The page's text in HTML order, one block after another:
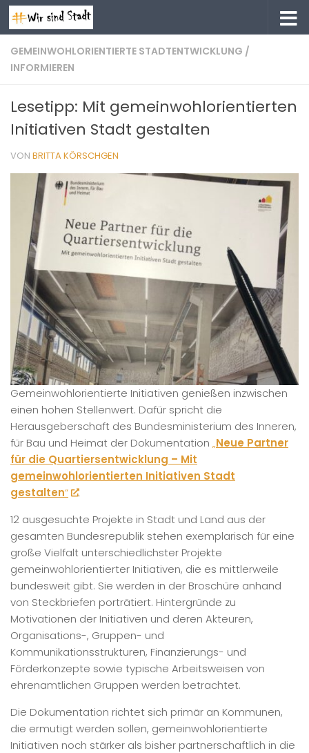
Zum Inhalt springen
GEMEINWOHLORIENTIERTE STADTENTWICKLUNG /
INFORMIEREN
Lesetipp: Mit gemeinwohlorientierten
Initiativen Stadt gestalten
VON BRITTA KÖRSCHGEN
Gemeinwohlorientierte Initiativen genießen inzwischen
einen hohen Stellenwert. Dafür spricht die
Herausgeberschaft des Bundesministerium des Inneren,
für Bau und Heimat der Dokumentation „Neue Partner
für die Quartiersentwicklung – Mit
gemeinwohlorientierten Initiativen Stadt
gestalten“
.
12 ausgesuchte Projekte in Stadt und Land aus der
gesamten Bundesrepublik stehen exemplarisch für eine
große Vielfalt unterschiedlichster Projekte
gemeinwohlorientierter Initiativen, die es mittlerweile
bundesweit gibt. Sie werden in der Broschüre anhand
von Steckbriefen porträtiert. Hintergründe zu
Motivationen der Initiativen und deren Akteuren,
Organisations-, Gruppen- und
Kommunikationsstrukturen, Finanzierungs- und
Förderkonzepte sowie typische Arbeitsweisen von
ehrenamtlichen Gruppen werden betrachtet.
Die Dokumentation richtet sich primär an Kommunen,
die ermutigt werden sollen, gemeinwohlorientierte
Initiativen noch stärker als bisher partnerschaftlich in die